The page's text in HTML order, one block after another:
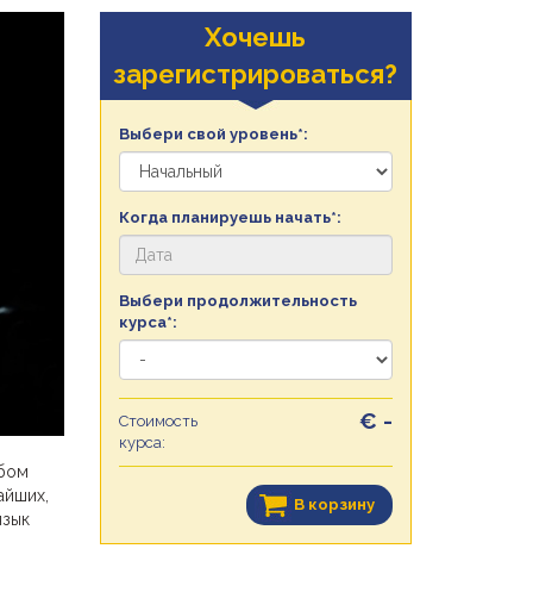
Хочешь
зарегистрироваться?
Выбери свой уровень*:
Когда планируешь начать*:
Выбери продолжительность
курса*:
Стоимость
курса:
€ -
В корзину